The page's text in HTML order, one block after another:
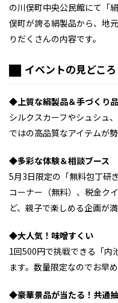
の川俣町中央公民館にて「
俣町が誇る絹製品から、地
りだくさんの内容です。
イベントの見どころ
◆上質な絹製品＆手づくり品
シルクスカーフやシュシュ
ではの高品質なアイテムが勢
◆多彩な体験＆相談ブース
5月3日限定の「無料包丁研
コーナー（無料）、税金ク
ど、親子で楽しめる企画が満
◆大人気！味噌すくい
1回500円で挑戦できる「内
ます。数量限定なのでお早め
◆豪華景品が当たる！共通